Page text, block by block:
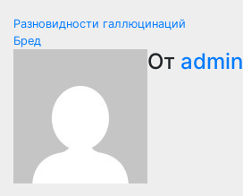
Навигация
записям
Разновидности галлюцинаций
Бред
От admin